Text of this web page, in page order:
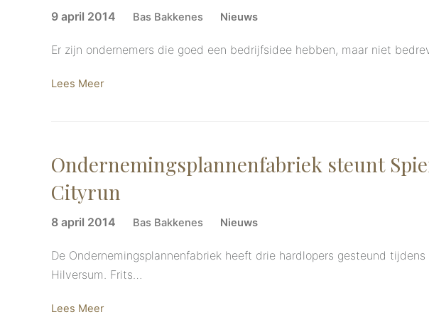
9 april 2014 Bas Bakkenes Nieuws
Er zijn ondernemers die goed een bedrijfsidee hebben, maar niet
Lees Meer
Ondernemingsplannenfabriek steunt
Cityrun
8 april 2014 Bas Bakkenes Nieuws
De Ondernemingsplannenfabriek heeft drie hardlopers gesteund
Hilversum. Frits…
Lees Meer